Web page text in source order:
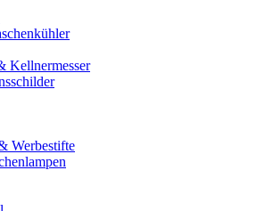
Kellnermesser
Werbestifte